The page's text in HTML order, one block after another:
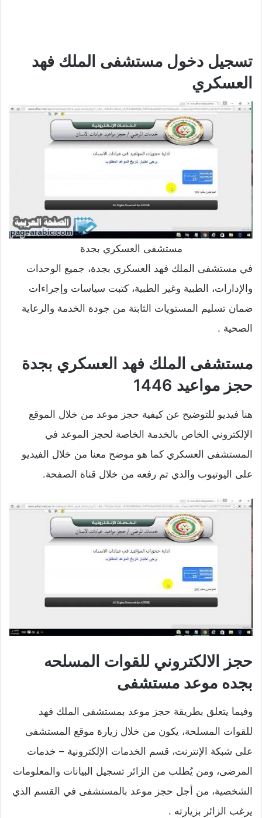
تسجيل دخول مستشفى الملك فهد
العسكري
مستشفى العسكري بجدة
في مستشفى الملك فهد العسكري بجدة، جميع الوحدات
والإدارات، الطبية وغير الطبية، كتبت سياسات وإجراءات
ضمان تسليم المستويات الثابتة من جودة الخدمة والرعاية
الصحية .
مستشفى الملك فهد العسكري بجدة
حجز مواعيد 1446
هنا فيديو للتوضيح عن كيفية حجز موعد من خلال الموقع
الإلكتروني الخاص بالخدمة الخاصة لحجز الموعد في
المستشفى العسكري كما هو موضح معنا من خلال الفيديو
على اليوتيوب والذي تم رفعه من خلال قناة الصفحة.
حجز الالكتروني للقوات المسلحه
بجده موعد مستشفى
وفيما يتعلق بطريقة حجز موعد بمستشفى الملك فهد
للقوات المسلحة، يكون من خلال زيارة موقع المستشفى
على شبكة الإنترنت، قسم الخدمات الإلكترونية – خدمات
المرضى، ومن يُطلب من الزائر تسجيل البيانات والمعلومات
الشخصية، من أجل حجز موعد بالمستشفى في القسم الذي
يرغب الزائر بزيارته .